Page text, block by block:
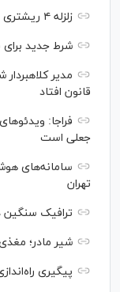
زلزله ۴ ریشتری بندرلنگه را لرزاند
شرط جدید
قانون افتاد
فراجا:
جعلی است
سامانه‌های
تهران
ترافیک
شیر مادر؛
پیگیری